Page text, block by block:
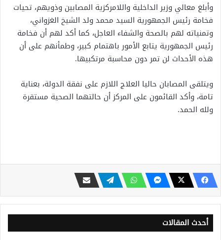
وأبلغ معالي وزير الداخلية واللامركزية المصابين وذويهم، تحيات
فخامة رئيس الجمهورية السيد محمد ولد الشيخ الغزواني،
وتمنياته لهم بالصحة والشفاء العاجل، كما أكد لهم أن فخامة
رئيس الجمهورية يتابع الأمور باهتمام كبير، وطمأنهم على أن
هذه الأحداث لن تمر دون محاسبة مرتكبيها.
ويتلقى المصابان حاليا العلاج اللازم على نفقة الدولة، بعناية
تامة، وأكد القائمون على المركز أن حالتهما الصحية مستقرة
ولله الحمد.
أحدث المقالات